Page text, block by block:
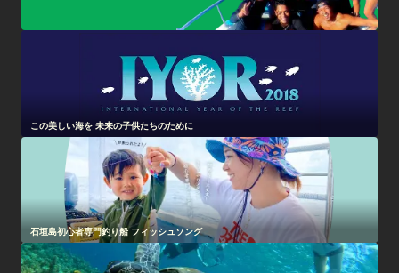
この美しい海を 未来の子供たちのために
石垣島初心者専門釣り船 フィッシュソング